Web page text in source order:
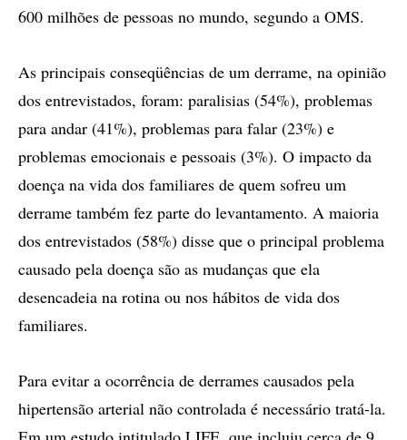
600 milhões de pessoas no mundo, segundo a OMS.
As principais conseqüências de um derrame, na opinião
dos entrevistados, foram: paralisias (54%), problemas
para andar (41%), problemas para falar (23%) e
problemas emocionais e pessoais (3%). O impacto da
doença na vida dos familiares de quem sofreu um
derrame também fez parte do levantamento. A maioria
dos entrevistados (58%) disse que o principal problema
causado pela doença são as mudanças que ela
desencadeia na rotina ou nos hábitos de vida dos
familiares.
Para evitar a ocorrência de derrames causados pela
hipertensão arterial não controlada é necessário tratá-la.